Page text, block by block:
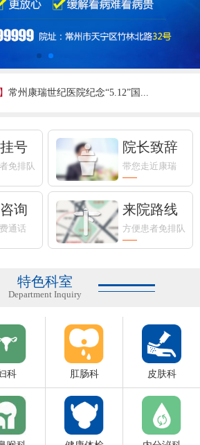
常州康瑞世纪医院纪念“5.12”国...
最新！常州市发热门诊（诊室）医...
全国消防日 | 筑牢医院安全“防火墙”
【医养健康】创建老年友善医院，...
常州市老科协医学分会成为“老年...
号
免排队
院长致辞
带您走近康瑞
询
通话
来院路线
方便患者免排队
特色科室
Department Inquiry
科 肛肠科 皮肤科